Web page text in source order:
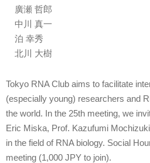
廣瀬 哲郎
中川 真一
泊 幸秀
北川 大樹
Tokyo RNA Club aims to facilitate
(especially young) researchers and
the world. In the 25th meeting, we
Eric Miska, Prof. Kazufumi
in the field of RNA biology. Social
meeting (1,000 JPY to join).